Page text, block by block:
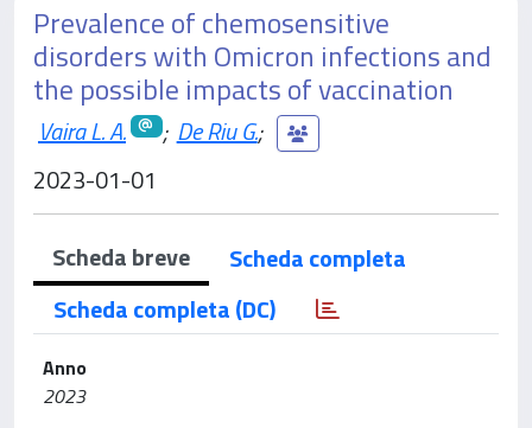
Prevalence of chemosensitive
disorders with Omicron infections and
the possible impacts of vaccination
Vaira L. A. ; De Riu G.;
2023-01-01
Scheda breve
Scheda completa
Scheda completa (DC)
Anno
2023